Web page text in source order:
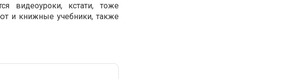
видеоуроки, кстати, тоже
и книжные учебники, также